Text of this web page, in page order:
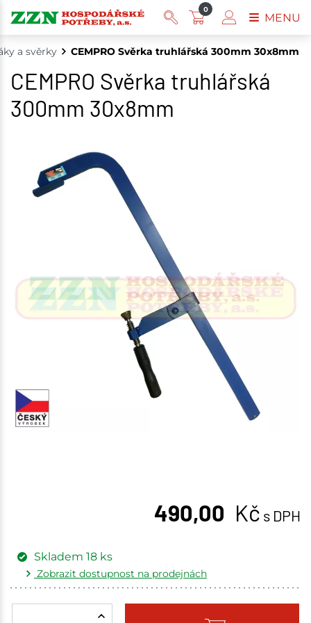
a svěrky CEMPRO Svěrka truhlářská 300mm 30x8mm
CEMPRO Svěrka truhlářská
300mm 30x8mm
490,00 Kč s DPH
Skladem 18 ks
Zobrazit dostupnost na prodejnách
0
MENU